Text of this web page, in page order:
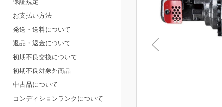
お支払い方法
発送・送料について
返品・返金について
初期不良交換について
初期不良対象外商品
中古品について
コンディションランクについて